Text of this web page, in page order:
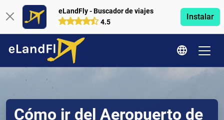
eLandFly - Buscador de viajes
4.5
Instalar
Cómo ir del Aeropuerto de